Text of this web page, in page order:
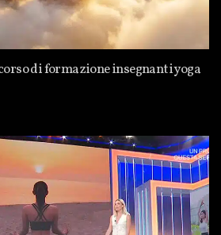
di formazione insegnanti yoga